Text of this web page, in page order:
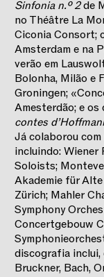
Sinfonia n.º 2de
no Théâtre La
Ciconia Consort;
Amsterdam e na
verão em
Bolonha, Milão e
Groningen;
Amesterdão; e
contes
Já colaborou
incluindo: Wiener
Soloists;
Akademie für
Zürich; Mahler
Symphony
Concertgebouw
discografia
Bruckner, Bach,